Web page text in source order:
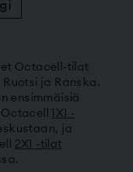
Octacell-tilat
ja Ranska.
ensimmäisiä
1X1 -
ja
2X1 -tilat